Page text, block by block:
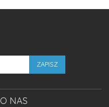
ZAPISZ
O NAS